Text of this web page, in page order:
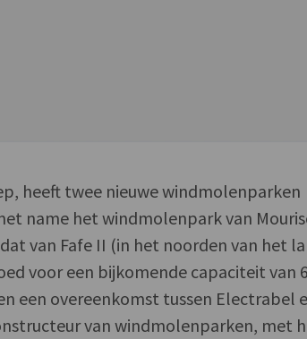
heeft twee nieuwe windmolenparken
name het windmolenpark van
van Fafe II (in het noorden van het
voor een bijkomende capaciteit van
een overeenkomst tussen Electrabel
van windmolenparken, met